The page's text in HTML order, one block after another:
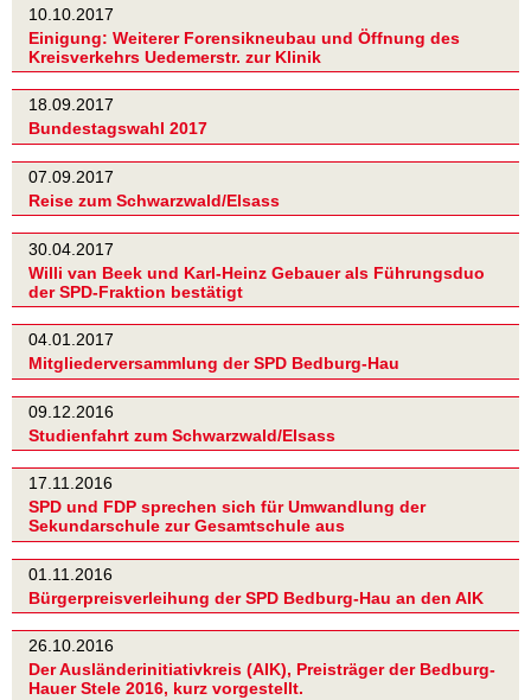
10.10.2017
Einigung: Weiterer Forensikneubau und Öffnung des
Kreisverkehrs Uedemerstr. zur Klinik
18.09.2017
Bundestagswahl 2017
07.09.2017
Reise zum Schwarzwald/Elsass
30.04.2017
Willi van Beek und Karl-Heinz Gebauer als Führungsduo
der SPD-Fraktion bestätigt
04.01.2017
Mitgliederversammlung der SPD Bedburg-Hau
09.12.2016
Studienfahrt zum Schwarzwald/Elsass
17.11.2016
SPD und FDP sprechen sich für Umwandlung der
Sekundarschule zur Gesamtschule aus
01.11.2016
Bürgerpreisverleihung der SPD Bedburg-Hau an den AIK
26.10.2016
Der Ausländerinitiativkreis (AIK), Preisträger der Bedburg-
Hauer Stele 2016, kurz vorgestellt.